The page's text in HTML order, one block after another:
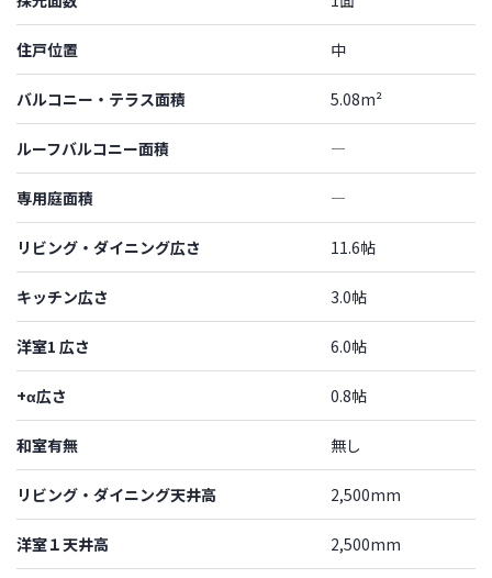
住戸位置 中
バルコニー・テラス面積 5.08m²
ルーフバルコニー面積 ―
専用庭面積 ―
リビング・ダイニング広さ 11.6帖
キッチン広さ 3.0帖
洋室1 広さ 6.0帖
+α広さ 0.8帖
和室有無 無し
リビング・ダイニング天井高 2,500mm
洋室１天井高 2,500mm